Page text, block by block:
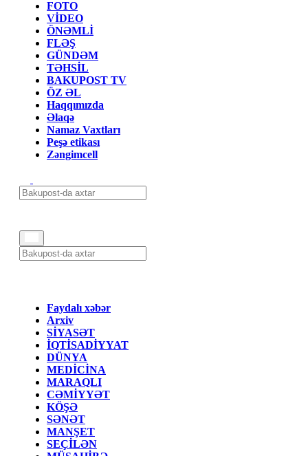
FOTO
VİDEO
ÖNƏMLİ
FLƏŞ
GÜNDƏM
TƏHSİL
BAKUPOST TV
ÖZ ƏL
Haqqımızda
Əlaqə
Namaz Vaxtları
Peşə etikası
Zəngimcell
Faydalı xəbər
Arxiv
SİYASƏT
İQTİSADİYYAT
DÜNYA
MEDİCİNA
MARAQLI
CƏMİYYƏT
KÖŞƏ
SƏNƏT
MANŞET
SEÇİLƏN